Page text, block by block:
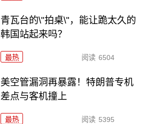
青瓦台的\"拍桌\"，能让跪太久的
韩国站起来吗？
最热 阅读 6504
美空管漏洞再暴露！特朗普专机
差点与客机撞上
最热 阅读 5395